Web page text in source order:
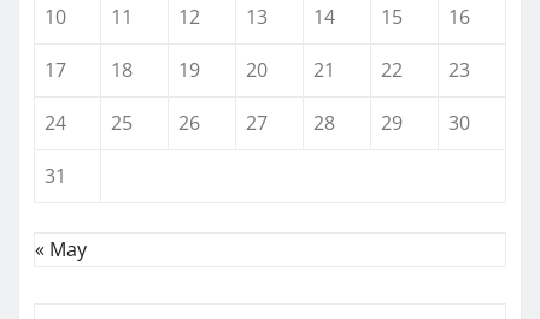
10
11 12 13 14 15
16
17
18 19 20 21 22
23
24
25 26 27 28 29
30
31
« May